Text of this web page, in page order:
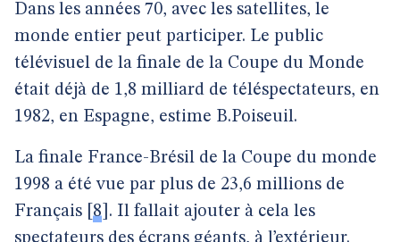
Dans les années 70, avec les satellites, le
monde entier peut participer. Le public
télévisuel de la finale de la Coupe du Monde
était déjà de 1,8 milliard de téléspectateurs, en
1982, en Espagne, estime B.Poiseuil.
La finale France-Brésil de la Coupe du monde
1998 a été vue par plus de 23,6 millions de
Français 8 . Il fallait ajouter à cela les
spectateurs des écrans géants, à l’extérieur.